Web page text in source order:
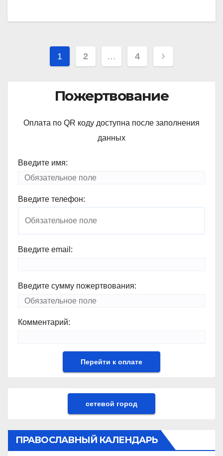
Навигация
записям
1 2 … 4
Пожертвование
Оплата по QR коду доступна после заполнения
данных
Введите имя:
Введите телефон:
Введите email:
Введите сумму пожертвования:
Комментарий:
сетевой город
ПРАВОСЛАВНЫЙ КАЛЕНДАРЬ